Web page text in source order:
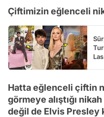
Çiftimizin eğlenceli
Hatta eğlenceli çiftin
görmeye alıştığı
değil de Elvis Presley